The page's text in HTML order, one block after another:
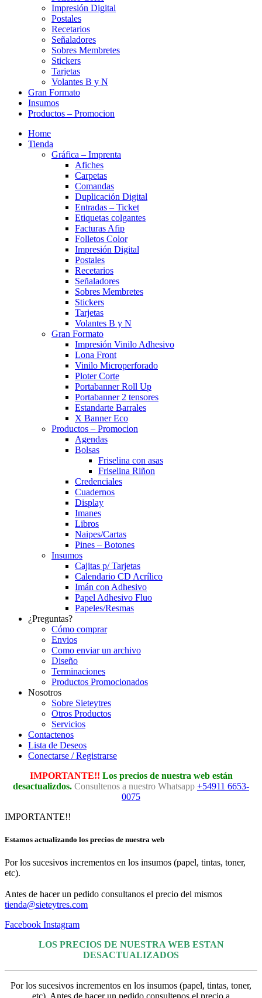
Impresión Digital
Postales
Recetarios
Señaladores
Sobres Membretes
Stickers
Tarjetas
Volantes B y N
Gran Formato
Insumos
Productos – Promocion
Home
Tienda
Gráfica – Imprenta
Afiches
Carpetas
Comandas
Duplicación Digital
Entradas – Ticket
Etiquetas colgantes
Facturas Afip
Folletos Color
Impresión Digital
Postales
Recetarios
Señaladores
Sobres Membretes
Stickers
Tarjetas
Volantes B y N
Gran Formato
Impresión Vinilo Adhesivo
Lona Front
Vinilo Microperforado
Ploter Corte
Portabanner Roll Up
Portabanner 2 tensores
Estandarte Barrales
X Banner Eco
Productos – Promocion
Agendas
Bolsas
Friselina con asas
Friselina Riñon
Credenciales
Cuadernos
Display
Imanes
Libros
Naipes/Cartas
Pines – Botones
Insumos
Cajitas p/ Tarjetas
Calendario CD Acrílico
Imán con Adhesivo
Papel Adhesivo Fluo
Papeles/Resmas
¿Preguntas?
Cómo comprar
Envios
Como enviar un archivo
Diseño
Terminaciones
Productos Promocionados
Nosotros
Sobre Sieteytres
Otros Productos
Servicios
Contactenos
Lista de Deseos
Conectarse / Registrarse
IMPORTANTE!! Los precios de nuestra web están
desactualizdos. Consultenos a nuestro Whatsapp +54911 6653-
0075
IMPORTANTE!!
Estamos actualizando los precios de nuestra web
Por los sucesivos incrementos en los insumos (papel, tintas, toner,
etc).
Antes de hacer un pedido consultanos el precio del mismos
tienda@sieteytres.com
Facebook Instagram
LOS PRECIOS DE NUESTRA WEB ESTAN
DESACTUALIZADOS
Por los sucesivos incrementos en los insumos (papel, tintas, toner,